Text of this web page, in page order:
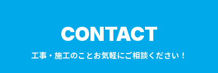
CONTACT
工事・施工のことお気軽にご相談ください！